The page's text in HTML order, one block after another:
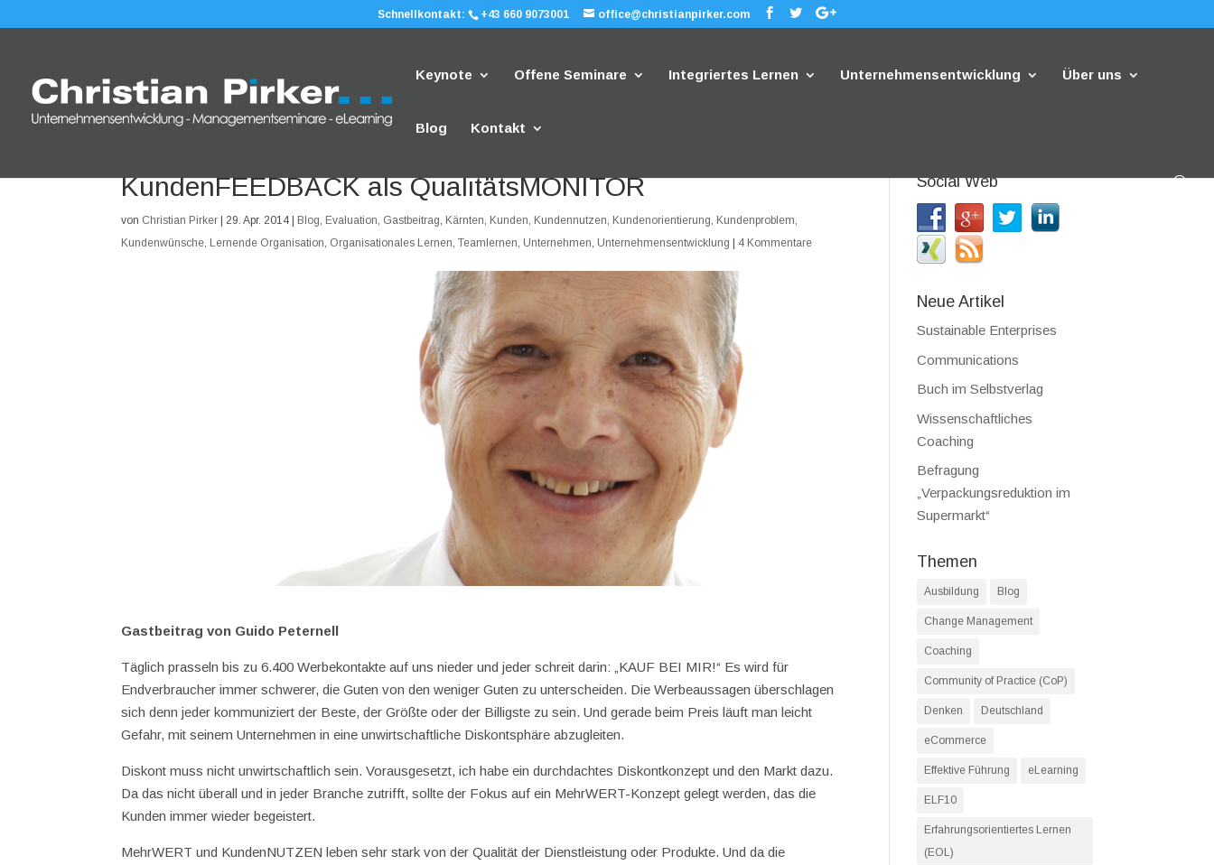
Schnellkontakt: +43 660 9073001 office@christianpirker.com
Keynote Offene Seminare Integriertes Lernen Unternehmensentwicklung Über uns
Blog Kontakt
KundenFEEDBACK als QualitätsMONITOR
von Christian Pirker 29. Apr. 2014 Blog, Evaluation, Gastbeitrag, Kärnten, Kunden, Kundennutzen, Kundenorientierung, Kundenproblem,
Kundenwünsche, Lernende Organisation, Organisationales Lernen,Teamlernen, Unternehmen, Unternehmensentwicklung 4 Kommentare
Gastbeitrag von Guido Peternell
Täglich prasseln bis zu 6.400 Werbekontakte auf uns nieder und jeder schreit darin: „KAUF BEI MIR!“ Es wird für
Endverbraucher immer schwerer, die Guten von den weniger Guten zu unterscheiden. Die Werbeaussagen überschlagen
sich denn jeder kommuniziert der Beste, der Größte oder der Billigste zu sein. Und gerade beim Preis läuft man leicht
Gefahr, mit seinem Unternehmen in eine unwirtschaftliche Diskontsphäre abzugleiten.
Diskont muss nicht unwirtschaftlich sein. Vorausgesetzt, ich habe ein durchdachtes Diskontkonzept und den Markt dazu.
Da das nicht überall und in jeder Branche zutrifft, sollte der Fokus auf ein MehrWERT-Konzept gelegt werden, das die
Kunden immer wieder begeistert.
MehrWERT und KundenNUTZEN leben sehr stark von der Qualität der Dienstleistung oder Produkte. Und da die
Social Web
Neue Artikel
Sustainable Enterprises
Communications
Buch im Selbstverlag
Wissenschaftliches
Coaching
Befragung
„Verpackungsreduktion im
Supermarkt“
Themen
Ausbildung Blog
Change Management
Coaching
Community of Practice (CoP)
Denken Deutschland
eCommerce
Effektive Führung eLearning
ELF10
Erfahrungsorientiertes Lernen
(EOL)